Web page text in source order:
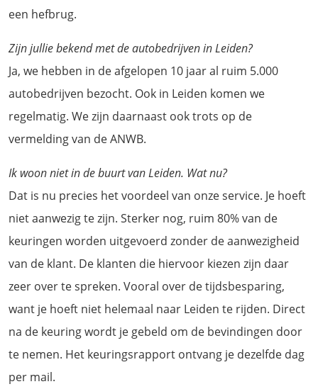
een hefbrug.
Zijn jullie bekend met de autobedrijven in Leiden?
Ja, we hebben in de afgelopen 10 jaar al ruim 5.000
autobedrijven bezocht. Ook in Leiden komen we
regelmatig. We zijn daarnaast ook trots op de
vermelding van de ANWB.
Ik woon niet in de buurt van Leiden. Wat nu?
Dat is nu precies het voordeel van onze service. Je hoeft
niet aanwezig te zijn. Sterker nog, ruim 80% van de
keuringen worden uitgevoerd zonder de aanwezigheid
van de klant. De klanten die hiervoor kiezen zijn daar
zeer over te spreken. Vooral over de tijdsbesparing,
want je hoeft niet helemaal naar Leiden te rijden. Direct
na de keuring wordt je gebeld om de bevindingen door
te nemen. Het keuringsrapport ontvang je dezelfde dag
per mail.